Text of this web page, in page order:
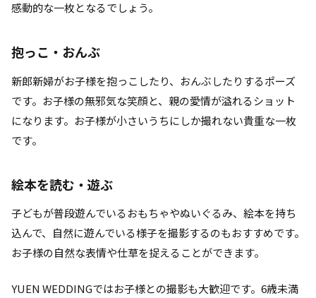
感動的な一枚となるでしょう。
抱っこ・おんぶ
新郎新婦がお子様を抱っこしたり、おんぶしたりするポーズ
です。お子様の無邪気な笑顔と、親の愛情が溢れるショット
になります。お子様が小さいうちにしか撮れない貴重な一枚
です。
絵本を読む・遊ぶ
子どもが普段遊んでいるおもちゃやぬいぐるみ、絵本を持ち
込んで、自然に遊んでいる様子を撮影するのもおすすめです。
お子様の自然な表情や仕草を捉えることができます。
YUEN WEDDINGではお子様との撮影も大歓迎です。6歳未満